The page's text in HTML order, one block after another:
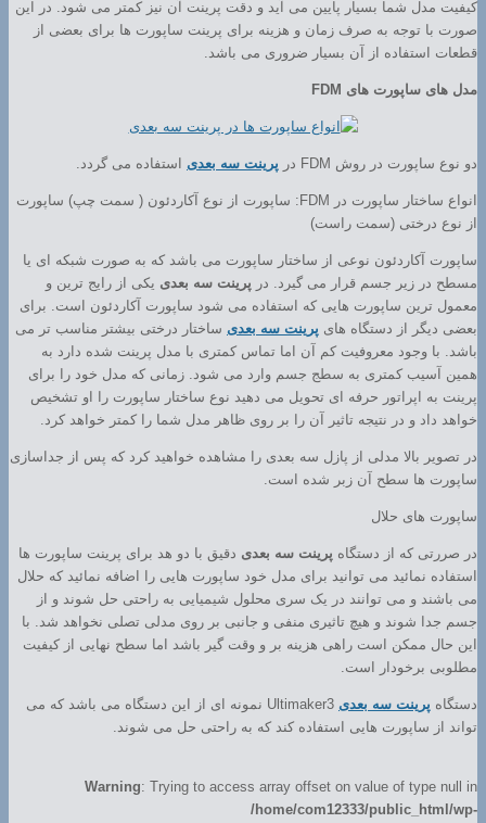
کیفیت مدل شما بسیار پایین می آید و دقت پرینت آن نیز کمتر می شود. در این
صورت با توجه به صرف زمان و هزینه برای پرینت ساپورت ها برای بعضی از
قطعات استفاده از آن بسیار ضروری می باشد.
مدل های ساپورت های FDM
دو نوع ساپورت در روش FDM در پرینت سه بعدی استفاده می گردد.
انواع ساختار ساپورت در FDM: ساپورت از نوع آکاردئون ( سمت چپ) ساپورت
از نوع درختی (سمت راست)
ساپورت آکاردئون نوعی از ساختار ساپورت می باشد که به صورت شبکه ای یا
مسطح در زیر جسم قرار می گیرد. در پرینت سه بعدی یکی از رایج ترین و
معمول ترین ساپورت هایی که استفاده می شود ساپورت آکاردئون است. برای
بعضی دیگر از دستگاه های پرینت سه بعدی ساختار درختی بیشتر مناسب تر می
باشد. با وجود معروفیت کم آن اما تماس کمتری با مدل پرینت شده دارد به
همین آسیب کمتری به سطج جسم وارد می شود. زمانی که مدل خود را برای
پرینت به اپراتور حرفه ای تحویل می دهید نوع ساختار ساپورت را او تشخیص
خواهد داد و در نتیجه تاثیر آن را بر روی ظاهر مدل شما را کمتر خواهد کرد.
در تصویر بالا مدلی از پازل سه بعدی را مشاهده خواهید کرد که پس از جداسازی
ساپورت ها سطح آن زبر شده است.
ساپورت های حلال
در صررتی که از دستگاه پرینت سه بعدی دقیق با دو هد برای پرینت ساپورت ها
استفاده نمائید می توانید برای مدل خود ساپورت هایی را اضافه نمائید که حلال
می باشند و می توانند در یک سری محلول شیمیایی به راحتی حل شوند و از
جسم جدا شوند و هیچ تاثیری منفی و جانبی بر روی مدلی تصلی نخواهد شد. با
این حال ممکن است راهی هزینه بر و وقت گیر باشد اما سطح نهایی از کیفیت
مطلوبی برخودار است.
دستگاه پرینت سه بعدی
Ultimaker3 نمونه ای از این دستگاه می باشد که می
تواند از ساپورت هایی استفاده کند که به راحتی حل می شوند.
Warning: Trying to access array offset on value of type null in
/home/com12333/public_html/wp-